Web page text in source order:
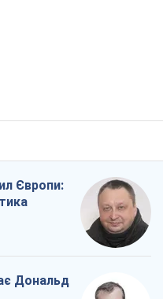
Європи:
Дональд